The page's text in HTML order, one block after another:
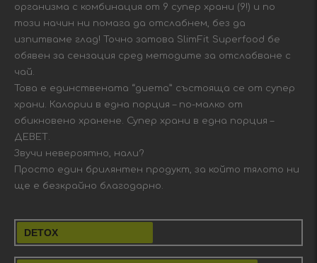
организма с комбинация от 9 супер храни (9!) и по
този начин ни помага да отслабнем, без да
изпитваме глад! Точно затова SlimFit Superfood бе
обявен за сензация сред методите за отслабване с
чай.
Това е единствената “диета” състояща се от супер
храни. Калории в една порция – по-малко от
обикновено хранене. Супер храни в една порция –
ДЕВЕТ.
Звучи невероятно, нали?
Просто един брилянтен продукт, за който тялото ни
ще е безкрайно благодарно.
DETOX